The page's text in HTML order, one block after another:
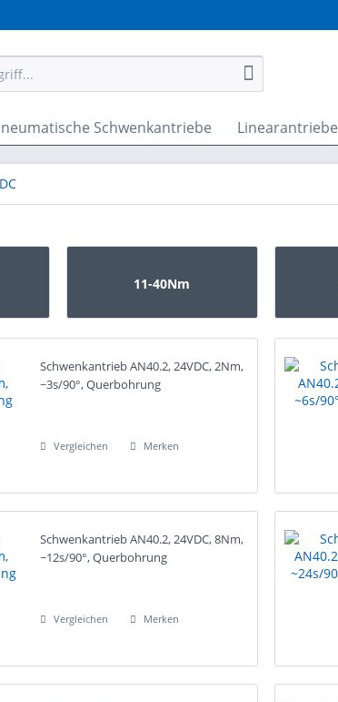
Schwenkantriebe Linearantriebe
11-40Nm
Schwenkantrieb AN40.2, 24VDC, 2Nm,
~3s/90°, Querbohrung
Vergleichen Merken
Schwenkantrieb AN40.2, 24VDC, 8Nm,
~12s/90°, Querbohrung
Vergleichen Merken